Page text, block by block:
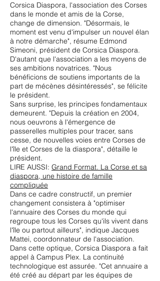
Corsica Diaspora, l'association des Corses
dans le monde et amis de la Corse,
change de dimension. "Désormais, le
moment est venu d'impulser un nouvel élan
à notre démarche", résume Edmond
Simeoni, président de Corsica Diaspora.
D'autant que l'association a les moyens de
ses ambitions novatrices. "Nous
bénéficions de soutiens importants de la
part de mécènes désintéressés", se félicite
le président.
Sans surprise, les principes fondamentaux
demeurent. "Depuis la création en 2004,
nous oeuvrons à l'émergence de
passerelles multiples pour tracer, sans
cesse, de nouvelles voies entre Corses de
l'île et Corses de la diaspora", détaille le
président.
LIRE AUSSI: Grand Format. La Corse et sa
diaspora, une histoire de famille
compliquée
Dans ce cadre constructif, un premier
changement consistera à "optimiser
l'annuaire des Corses du monde qui
regroupe tous les Corses qu'ils vivent dans
l'île ou partout ailleurs", indique Jacques
Mattei, coordonnateur de l'association.
Dans cette optique, Corsica Diaspora a fait
appel à Campus Plex. La continuité
technologique est assurée. "Cet annuaire a
été créé au départ par les équipes de